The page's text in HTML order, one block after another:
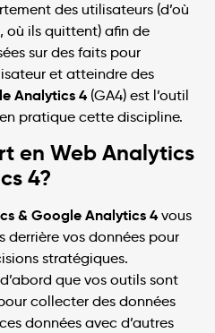
des utilisateurs (d’où
où ils quittent) afin de
sur des faits pour
et atteindre des
Analytics 4 (GA4) est l’outil
pratique cette discipline.
en Web Analytics
4?
& Google Analytics 4 vous
derrière vos données pour
stratégiques.
que vos outils sont
collecter des données
données avec d’autres